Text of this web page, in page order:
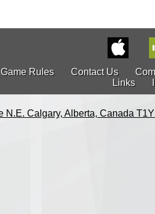
Game Rules Contact Us
Links
N.E. Calgary, Alberta, Canada